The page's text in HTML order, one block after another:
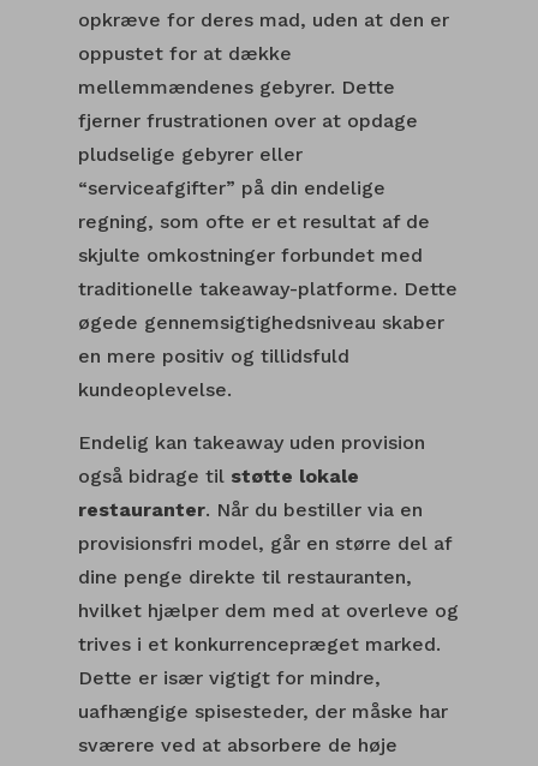
opkræve for deres mad, uden at den er
oppustet for at dække
mellemmændenes gebyrer. Dette
fjerner frustrationen over at opdage
pludselige gebyrer eller
“serviceafgifter” på din endelige
regning, som ofte er et resultat af de
skjulte omkostninger forbundet med
traditionelle takeaway-platforme. Dette
øgede gennemsigtighedsniveau skaber
en mere positiv og tillidsfuld
kundeoplevelse.
Endelig kan takeaway uden provision
også bidrage til støtte lokale
restauranter. Når du bestiller via en
provisionsfri model, går en større del af
dine penge direkte til restauranten,
hvilket hjælper dem med at overleve og
trives i et konkurrencepræget marked.
Dette er især vigtigt for mindre,
uafhængige spisesteder, der måske har
sværere ved at absorbere de høje